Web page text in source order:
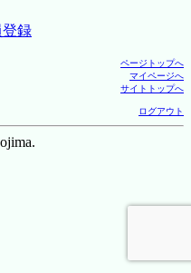
登録
ページトップへ
マイページへ
サイトトップへ
ログアウト